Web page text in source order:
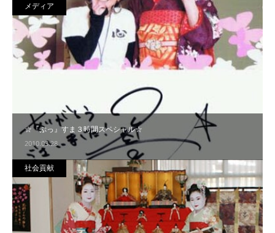
☆『ぷっ』すま３時間スペシャル☆
2010.03.28
メディア
社会貢献